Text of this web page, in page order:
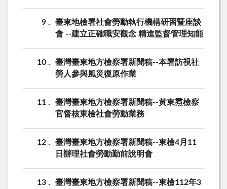
9
臺東地檢署社會勞動執行機構研習暨座談
會 --建立正確職安觀念 精進監督管理知能
10
臺灣臺東地方檢察署新聞稿--本署訪視社
勞人參與風災復原作業
11
臺灣臺東地方檢察署新聞稿--黃東焄檢察
官督核東檢社會勞動業務
12
臺灣臺東地方檢察署新聞稿--東檢4月11
日辦理社會勞動勤前說明會
13
臺灣臺東地方檢察署新聞稿--東檢112年3